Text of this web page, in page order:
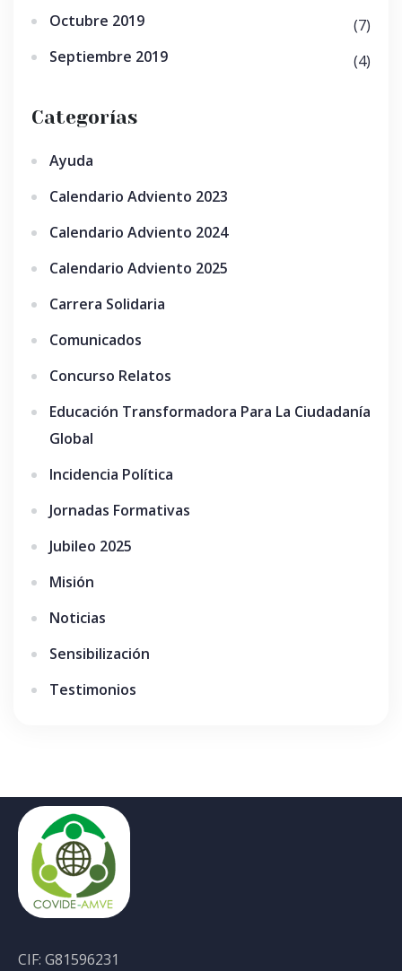
Octubre 2019
(7)
Septiembre 2019
(4)
Categorías
Ayuda
Calendario Adviento 2023
Calendario Adviento 2024
Calendario Adviento 2025
Carrera Solidaria
Comunicados
Concurso Relatos
Educación Transformadora Para La Ciudadanía
Global
Incidencia Política
Jornadas Formativas
Jubileo 2025
Misión
Noticias
Sensibilización
Testimonios
CIF: G81596231